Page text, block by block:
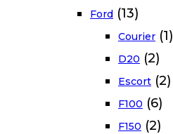
Ford (13)
Courier (1)
D20 (2)
Escort (2)
F100 (6)
F150 (2)